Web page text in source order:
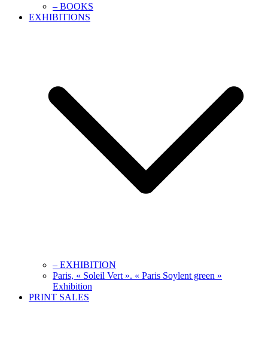
– BOOKS
EXHIBITIONS
– EXHIBITION
Paris, « Soleil Vert ». « Paris Soylent green »
Exhibition
PRINT SALES